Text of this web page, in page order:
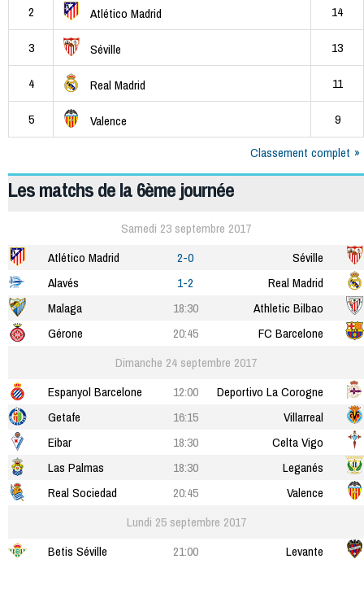
2 Atlético Madrid 14
3 Séville 13
4 Real Madrid 11
5 Valence
9
Classement complet
Les matchs de la 6ème journée
Samedi 23 septembre 2017
Atlético Madrid
2-0
Séville
Alavés
1-2
Real Madrid
Malaga
18:30
Athletic Bilbao
Gérone
20:45
FC Barcelone
Dimanche 24 septembre 2017
Espanyol Barcelone
12:00
Deportivo La Corogne
Getafe
16:15
Villarreal
Eibar
18:30
Celta Vigo
Las Palmas
18:30
Leganés
Real Sociedad
20:45
Valence
Lundi 25 septembre 2017
Betis Séville
21:00 Levante